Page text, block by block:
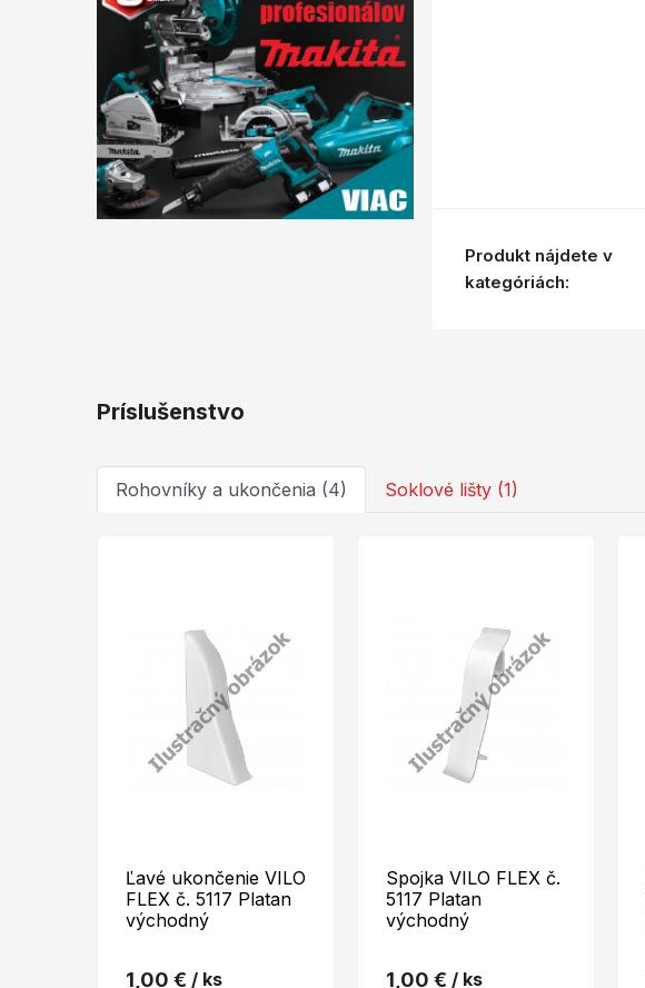
Produkt nájdete v
kategóriách:
Príslušenstvo
Rohovníky a ukončenia (4) Soklové lišty (1)
Ľavé ukončenie VILO
FLEX č. 5117 Platan
východný
1,00 € / ks
Spojka VILO FLEX č.
5117 Platan
východný
1,00 € / ks